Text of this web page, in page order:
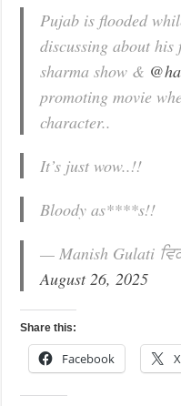
Pujab is flooded
discussing about
sharma show &
promoting movie
character..
It’s just wow..!!
Bloody as****s!!
— Manish Gulati
August 26, 2025
Share this:
Facebook X